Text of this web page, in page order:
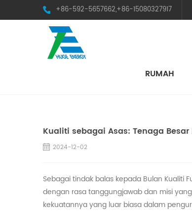
+86-592-5657662,+86-15080327917
RUMAH
Kualiti sebagai Asas: Tenaga
2024-12-02
Sebagai tindak balas kepada Bulan Kualiti
dengan rasa tanggungjawab dan misi
kekuatannya yang luar biasa dalam